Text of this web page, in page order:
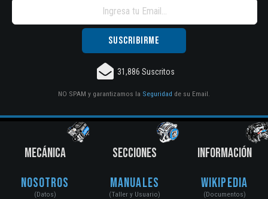
31,886 Suscritos
NO SPAM y garantizamos la Seguridad de su Email.
MECÁNICA
Nosotros
(Datos)
SECCIONES
Manuales
(Taller y Usuario)
INFORMACIÓN
Wikipedia
(Documentos)